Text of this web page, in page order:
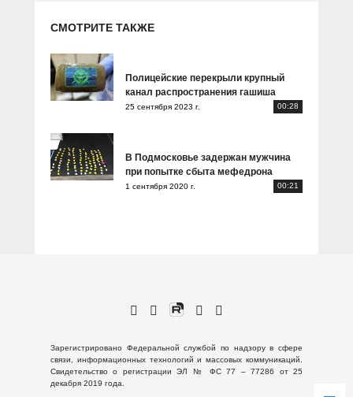
СМОТРИТЕ ТАКЖЕ
Полицейские перекрыли крупный
канал распространения гашиша
25 сентября 2023 г. 00:28
В Подмосковье задержан мужчина
при попытке сбыта мефедрона
1 сентября 2020 г. 00:21
Зарегистрировано Федеральной службой по надзору в сфере
связи, информационных технологий и массовых коммуникаций.
Свидетельство о регистрации ЭЛ № ФС 77 – 77286 от 25
декабря 2019 года.